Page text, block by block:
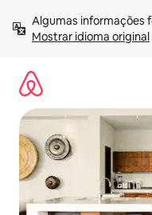
para
Mostrar idioma original